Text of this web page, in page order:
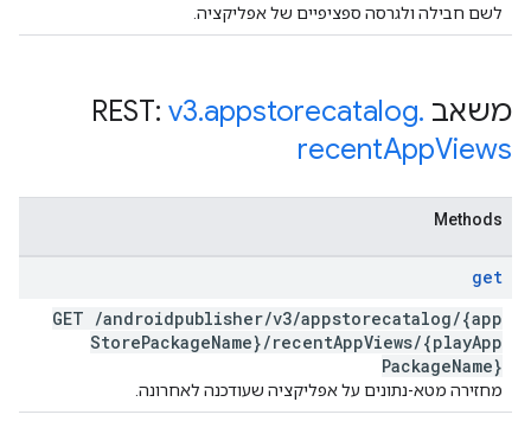
לשם חבילה ולגרסה ספציפיים של אפליקציה.
משאב REST: v3.appstorecatalog.
recentAppViews
Methods
get
GET /androidpublisher/v3/appstorecatalog/{app
StorePackageName}/recentAppViews/{playApp
PackageName}
מחזירה מטא-נתונים על אפליקציה שעודכנה לאחרונה.